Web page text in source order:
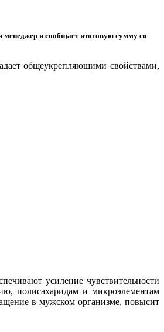
менеджер и сообщает итоговую сумму со
общеукрепляющими свойствами,
усиление чувствительности
полисахаридам и микроэлементам
в мужском организме, повысит